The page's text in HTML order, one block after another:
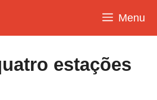
Menu
estações